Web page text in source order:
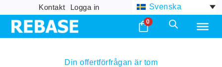
Kontakt Logga in Svenska
0
Din offertförfrågan är tom